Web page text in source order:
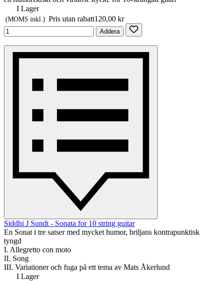
I Lager
(MOMS inkl.) Pris utan rabatt120,00 kr
Addera
Siddhi J Sundt - Sonata for 10 string guitar
En Sonat i tre satser med mycket humor, briljans kontrapunktisk
tyngd
I. Allegretto con moto
II. Song
III. Variationer och fuga på ett tema av Mats Åkerlund
I Lager